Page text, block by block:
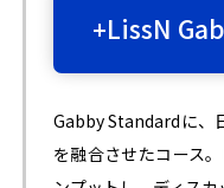
+LissN
Gabby Standardに、
を融合させたコース